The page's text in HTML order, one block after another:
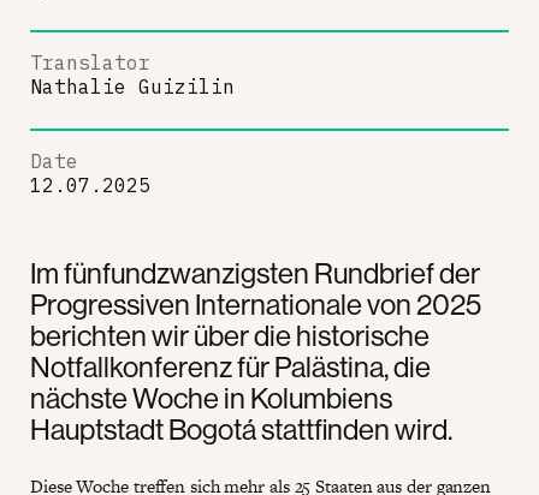
Im fünfundzwanzigsten Rundbrief der
Progressiven Internationale von 2025
berichten wir über die historische
Notfallkonferenz für Palästina, die
nächste Woche in Kolumbiens
Hauptstadt Bogotá stattfinden wird.
Diese Woche treffen sich mehr als 25 Staaten aus der ganzen
Translator
Nathalie Guizilin
Date
12.07.2025